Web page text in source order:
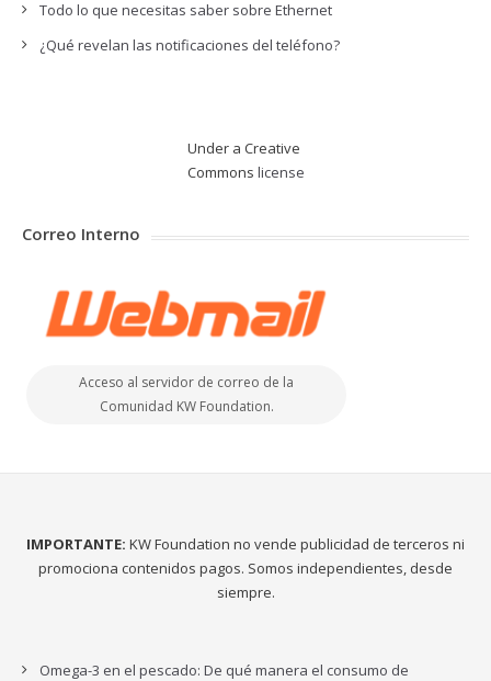
Todo lo que necesitas saber sobre Ethernet
¿Qué revelan las notificaciones del teléfono?
Under a Creative
Commons license
Correo Interno
Acceso al servidor de correo de la
Comunidad KW Foundation.
IMPORTANTE: KW Foundation no vende publicidad de terceros ni
promociona contenidos pagos. Somos independientes, desde
siempre.
Omega-3 en el pescado: De qué manera el consumo de